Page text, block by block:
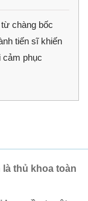
chàng bốc
tiến sĩ khiến
cảm phục
thủ khoa toàn